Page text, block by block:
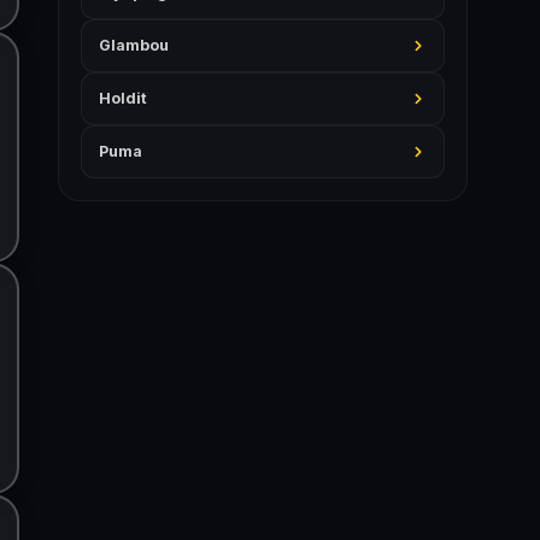
Glambou
Holdit
Puma